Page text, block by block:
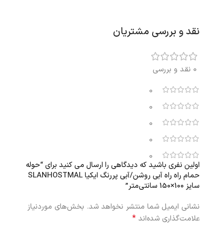
نقد و بررسی مشتریان
0 نقد و بررسی
0
0
0
0
0
اولین نفری باشید که دیدگاهی را ارسال می کنید برای “حوله
حمام راه راه آبی روشن/آبی پررنگ ایکیا SLANHOSTMAL
سایز 100×150 سانتی‌متر”
نشانی ایمیل شما منتشر نخواهد شد. بخش‌های موردنیاز
علامت‌گذاری شده‌اند *